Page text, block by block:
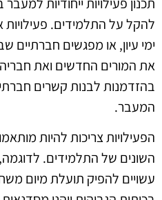
להקל על התלמידים. פעילויות
ימי עיון, או מפגשים חברתיים
את המורים החדשים ואת
בהזדמנות לבנות קשרים
המעבר.
הפעילויות צריכות להיות
השונים של התלמידים.
עשויים להפיק תועלת מיום